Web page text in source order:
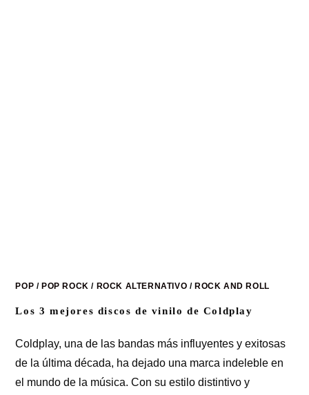
POP / POP ROCK / ROCK ALTERNATIVO / ROCK AND ROLL
Los 3 mejores discos de vinilo de Coldplay
Coldplay, una de las bandas más influyentes y exitosas
de la última década, ha dejado una marca indeleble en
el mundo de la música. Con su estilo distintivo y